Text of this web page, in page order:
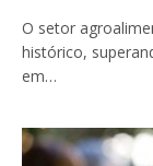
O setor
histórico,
em…